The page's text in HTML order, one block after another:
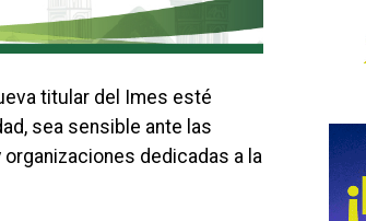
titular del Imes esté
sea sensible ante las
dedicadas a la